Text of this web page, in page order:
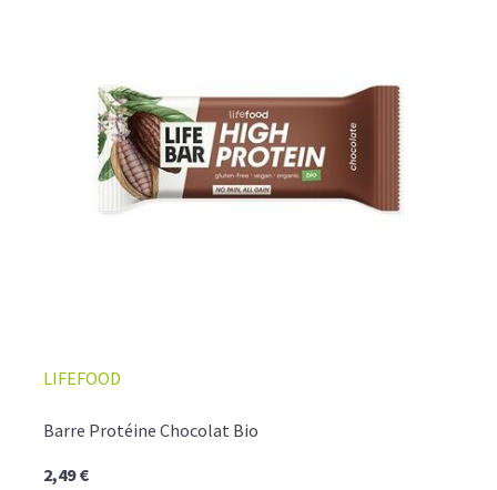
LIFEFOOD
Barre Protéine Chocolat Bio
2,49 €